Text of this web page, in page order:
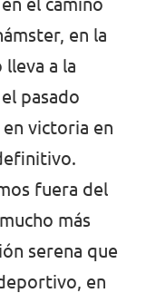
en la
a la
pasado
victoria en
fuera del
más
serena que
en